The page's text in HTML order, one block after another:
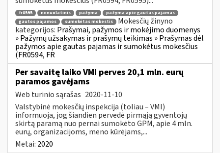
fr0595 nenuolatinis pažyma
pažyma apie gautas pajamas
gautos pajamos
sumokėtas mokestis
Mokesčių žinyno
kategorijos: Prašymai, pažymos ir mokėjimo duomenys
» Pažymų užsakymas ir prašymų teikimas » Prašymas dėl
pažymos apie gautas pajamas ir sumokėtus mokesčius
(FR0594, FR
Per savaitę laiko VMI perves 20,1 mln. eurų
paramos gavėjams
Web turinio sąrašas 2020-11-10
Valstybinė mokesčių inspekcija (toliau – VMI)
informuoja, jog šiandien pervedė pirmąją gyventojų
skirtą paramą nuo pernai sumokėto GPM, apie 4 mln.
eurų, organizacijoms, meno kūrėjams,...
Metai: 2020